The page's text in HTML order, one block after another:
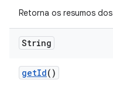
Retorna os resumos
String
getId()